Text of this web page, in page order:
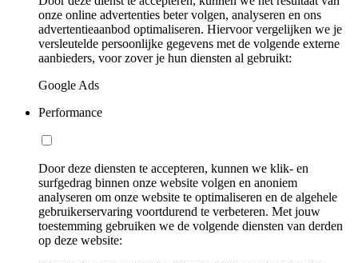
onze online advertenties beter volgen, analyseren en ons
advertentieaanbod optimaliseren. Hiervoor vergelijken we je
versleutelde persoonlijke gegevens met de volgende externe
aanbieders, voor zover je hun diensten al gebruikt:
Google Ads
Performance
Door deze diensten te accepteren, kunnen we klik- en
surfgedrag binnen onze website volgen en anoniem
analyseren om onze website te optimaliseren en de algehele
gebruikerservaring voortdurend te verbeteren. Met jouw
toestemming gebruiken we de volgende diensten van derden
op deze website: